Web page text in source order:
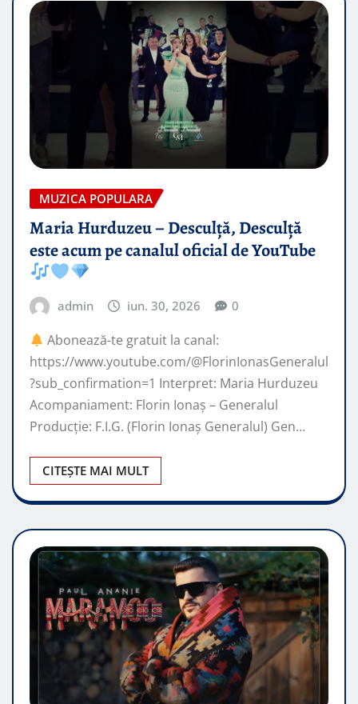
MUZICA POPULARA
Maria Hurduzeu – Desculță, Desculță
este acum pe canalul oficial de YouTube
admin iun. 30, 2026 0
Abonează-te gratuit la canal:
https://www.youtube.com/@FlorinIonasGeneralul
?sub_confirmation=1 Interpret: Maria Hurduzeu
Acompaniament: Florin Ionaș – Generalul
Producție: F.I.G. (Florin Ionaș Generalul) Gen…
CITEȘTE MAI MULT